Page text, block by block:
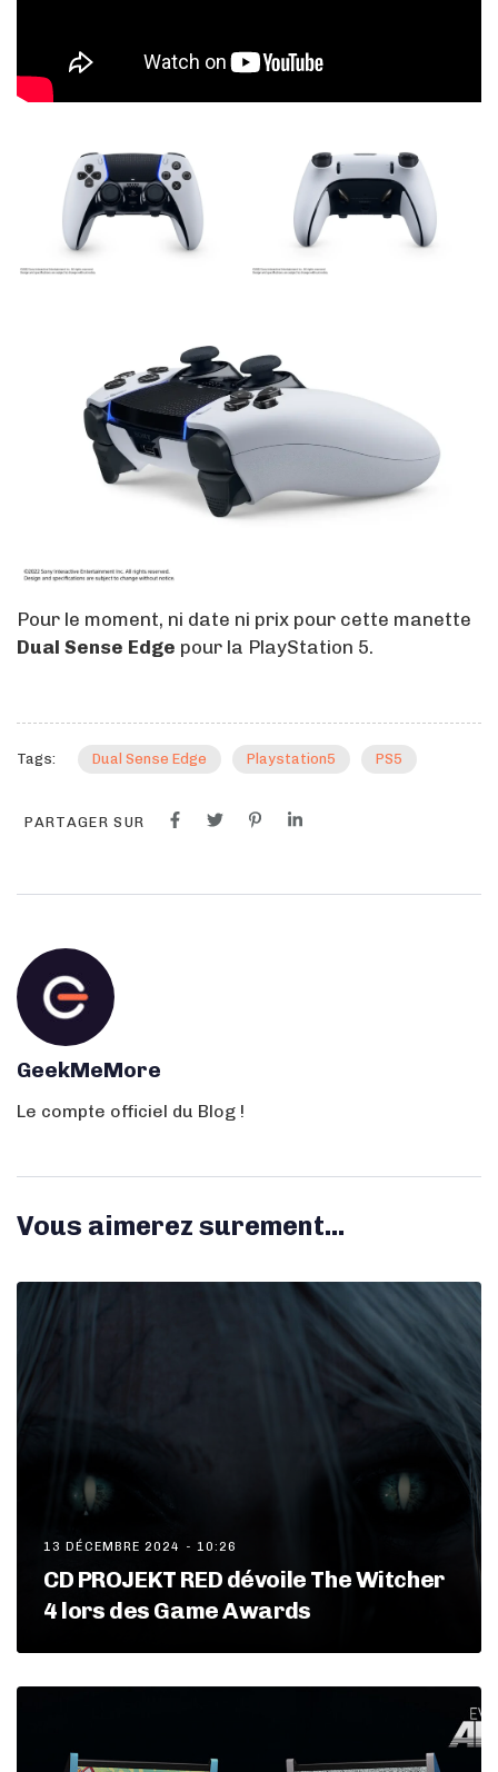
Pour le moment, ni date ni prix pour cette manette
Dual Sense Edge pour la PlayStation 5.
Tags: Dual Sense Edge Playstation5 PS5
PARTAGER SUR
GeekMeMore
Le compte officiel du Blog !
Vous aimerez surement...
13 DÉCEMBRE 2024 - 10:26
CD PROJEKT RED dévoile The Witcher
4 lors des Game Awards